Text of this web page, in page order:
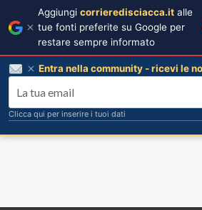
Aggiungi corrieredisciacca.it alle
tue fonti preferite su Google per
restare sempre informato
Entra nella community - ricevi le
Clicca qui per inserire i tuoi dati